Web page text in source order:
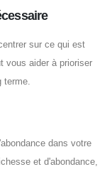
sur ce qui est
vous aider à prioriser
terme.
dans votre
et d'abondance,